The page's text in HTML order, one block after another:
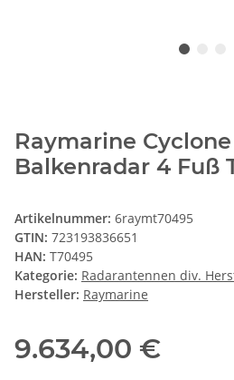
Raymarine Cyclone
Balkenradar 4 Fuß
Artikelnummer: 6raymt70495
GTIN: 723193836651
HAN: T70495
Kategorie: Radarantennen div.
Hersteller: Raymarine
9.634,00 €